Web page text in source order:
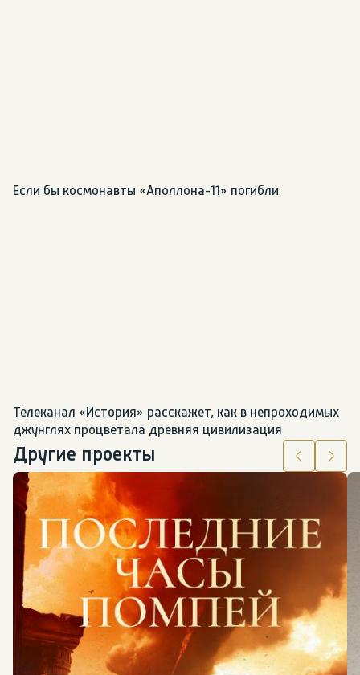
Если бы космонавты «Аполлона-11» погибли
Телеканал «История» расскажет, как в непроходимых
джунглях процветала древняя цивилизация
Другие проекты